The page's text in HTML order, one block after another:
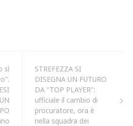
sì
STREFEZZA SI
DISEGNA UN FUTURO
DA "TOP PLAYER":
ufficiale il cambio di
procuratore, ora è
nella squadra dei